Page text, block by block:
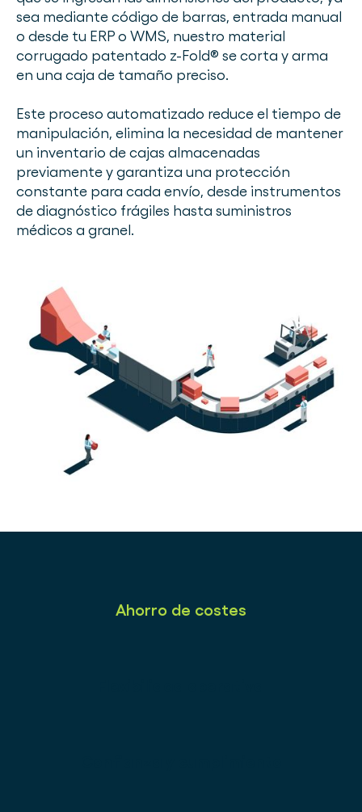
sea mediante código de barras, entrada manual
o desde tu ERP o WMS, nuestro material
corrugado patentado z-Fold® se corta y arma
en una caja de tamaño preciso.
Este proceso automatizado reduce el tiempo de
manipulación, elimina la necesidad de mantener
un inventario de cajas almacenadas
previamente y garantiza una protección
constante para cada envío, desde instrumentos
de diagnóstico frágiles hasta suministros
médicos a granel.
Ahorro de costes